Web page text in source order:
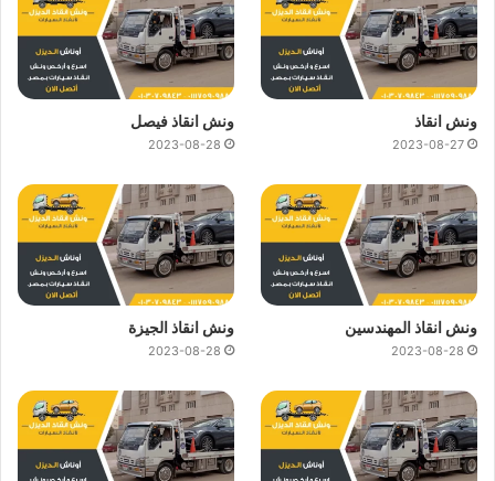
ونش انقاذ
2023-08-27
ونش انقاذ فيصل
2023-08-28
ونش انقاذ المهندسين
2023-08-28
ونش انقاذ الجيزة
2023-08-28